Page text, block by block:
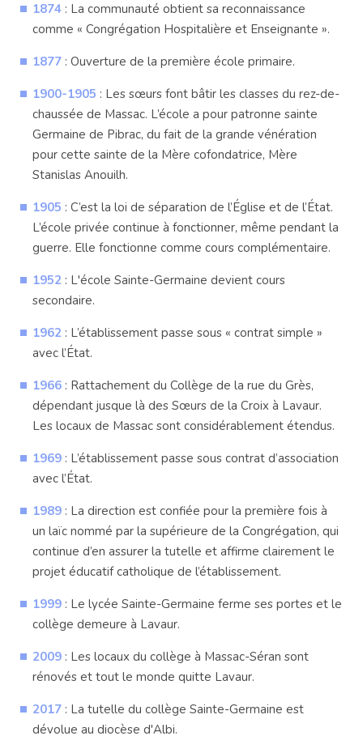
1874 : La communauté obtient sa reconnaissance
comme « Congrégation Hospitalière et Enseignante ».
1877 : Ouverture de la première école primaire.
1900-1905 : Les sœurs font bâtir les classes du rez-de-
chaussée de Massac. L’école a pour patronne sainte
Germaine de Pibrac, du fait de la grande vénération
pour cette sainte de la Mère cofondatrice, Mère
Stanislas Anouilh.
1905 : C’est la loi de séparation de l’Église et de l’État.
L’école privée continue à fonctionner, même pendant la
guerre. Elle fonctionne comme cours complémentaire.
1952 : L'école Sainte-Germaine devient cours
secondaire.
1962 : L’établissement passe sous « contrat simple »
avec l’État.
1966 : Rattachement du Collège de la rue du Grès,
dépendant jusque là des Sœurs de la Croix à Lavaur.
Les locaux de Massac sont considérablement étendus.
1969 : L’établissement passe sous contrat d’association
avec l’État.
1989 : La direction est confiée pour la première fois à
un laïc nommé par la supérieure de la Congrégation, qui
continue d’en assurer la tutelle et affirme clairement le
projet éducatif catholique de l’établissement.
1999 : Le lycée Sainte-Germaine ferme ses portes et le
collège demeure à Lavaur.
2009 : Les locaux du collège à Massac-Séran sont
rénovés et tout le monde quitte Lavaur.
2017 : La tutelle du collège Sainte-Germaine est
dévolue au diocèse d'Albi.